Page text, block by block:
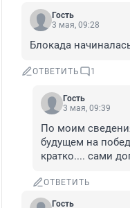
Гость
3 мая, 09:28
Блокада
ОТВЕТИТЬ 1
Гость
3 мая, 09:39
По моим
будущем на
кратко.... сами
ОТВЕТИТЬ
Гость